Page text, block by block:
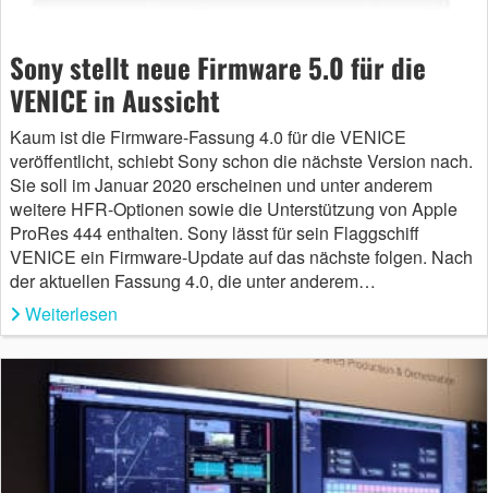
Sony stellt neue Firmware 5.0 für die
VENICE in Aussicht
Kaum ist die Firmware-Fassung 4.0 für die VENICE
veröffentlicht, schiebt Sony schon die nächste Version nach.
Sie soll im Januar 2020 erscheinen und unter anderem
weitere HFR-Optionen sowie die Unterstützung von Apple
ProRes 444 enthalten. Sony lässt für sein Flaggschiff
VENICE ein Firmware-Update auf das nächste folgen. Nach
der aktuellen Fassung 4.0, die unter anderem…
Weiterlesen